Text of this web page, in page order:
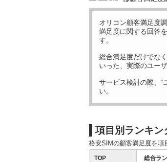
オリコン顧客満足度
満足度に関する回答
す。
総合満足度だけでな
いった、実際のユー
サービス検討の際、“
い。
項目別ランキン
格安SIMの顧客満足度を項
TOP 総合ラ